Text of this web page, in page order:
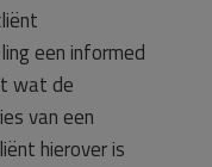
een informed
wat de
van een
hierover is